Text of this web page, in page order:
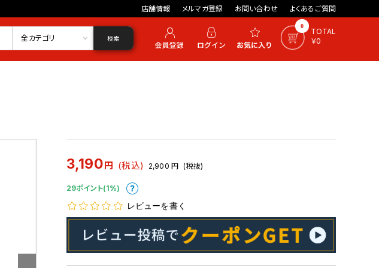
店舗情報 メルマガ登録 お問い合わせ よくあるご質問
0
TOTAL
￥0
全カテゴリ 検索
3,190円 (税込) 2,900 円 (税抜)
29ポイント(1%)
レビューを書く